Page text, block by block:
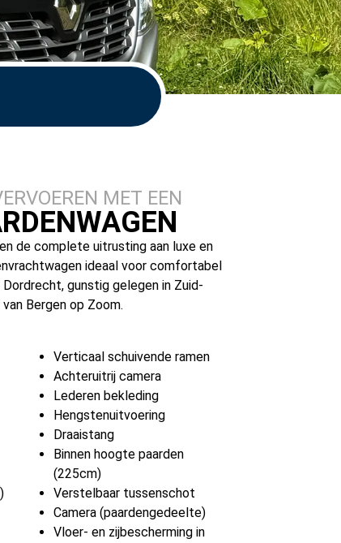
MET EEN
de complete uitrusting aan luxe en
ideaal voor comfortabel
gunstig gelegen in Zuid-
Bergen op Zoom.
Verticaal schuivende ramen
Achteruitrij camera
Lederen bekleding
Hengstenuitvoering
Draaistang
Binnen hoogte paarden
(225cm)
Verstelbaar tussenschot
Camera (paardengedeelte)
Vloer- en zijbescherming in